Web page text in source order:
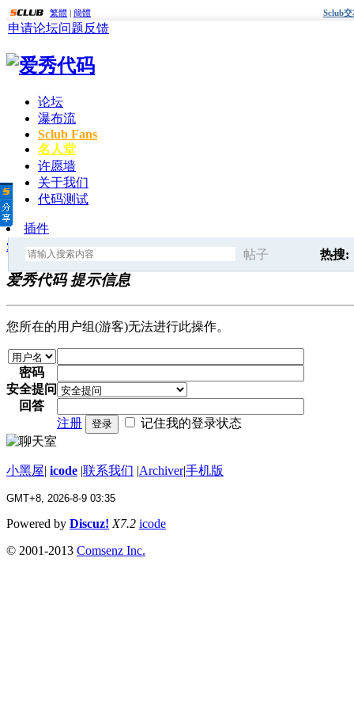
繁體 | 簡體 Sclub
申请论坛问题反馈
论坛
瀑布流
Sclub Fans
名人堂
许愿墙
关于我们
代码测试
插件
帖子
热搜:
后面
爱秀代码
爱秀代码 提示信息
您所在的用户组(游客)无法进行此操作。
密码
安全提问
回答
注册
登录 记住我的登录状态
小黑屋| icode |联系我们 |Archiver|手机版
GMT+8, 2026-8-9 03:35
Powered by Discuz! X7.2 icode
© 2001-2013 Comsenz Inc.